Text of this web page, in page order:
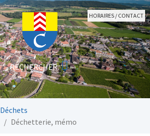
HORAIRES / CONTACT
Déchets
Déchetterie, mémo